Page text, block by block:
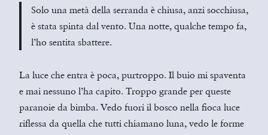
Solo una metà della serranda è chiusa, anzi socchiusa,
è stata spinta dal vento. Una notte, qualche tempo fa,
l’ho sentita sbattere.
La luce che entra è poca, purtroppo. Il buio mi spaventa
e mai nessuno l’ha capito. Troppo grande per queste
paranoie da bimba. Vedo fuori il bosco nella fioca luce
riflessa da quella che tutti chiamano luna, vedo le forme